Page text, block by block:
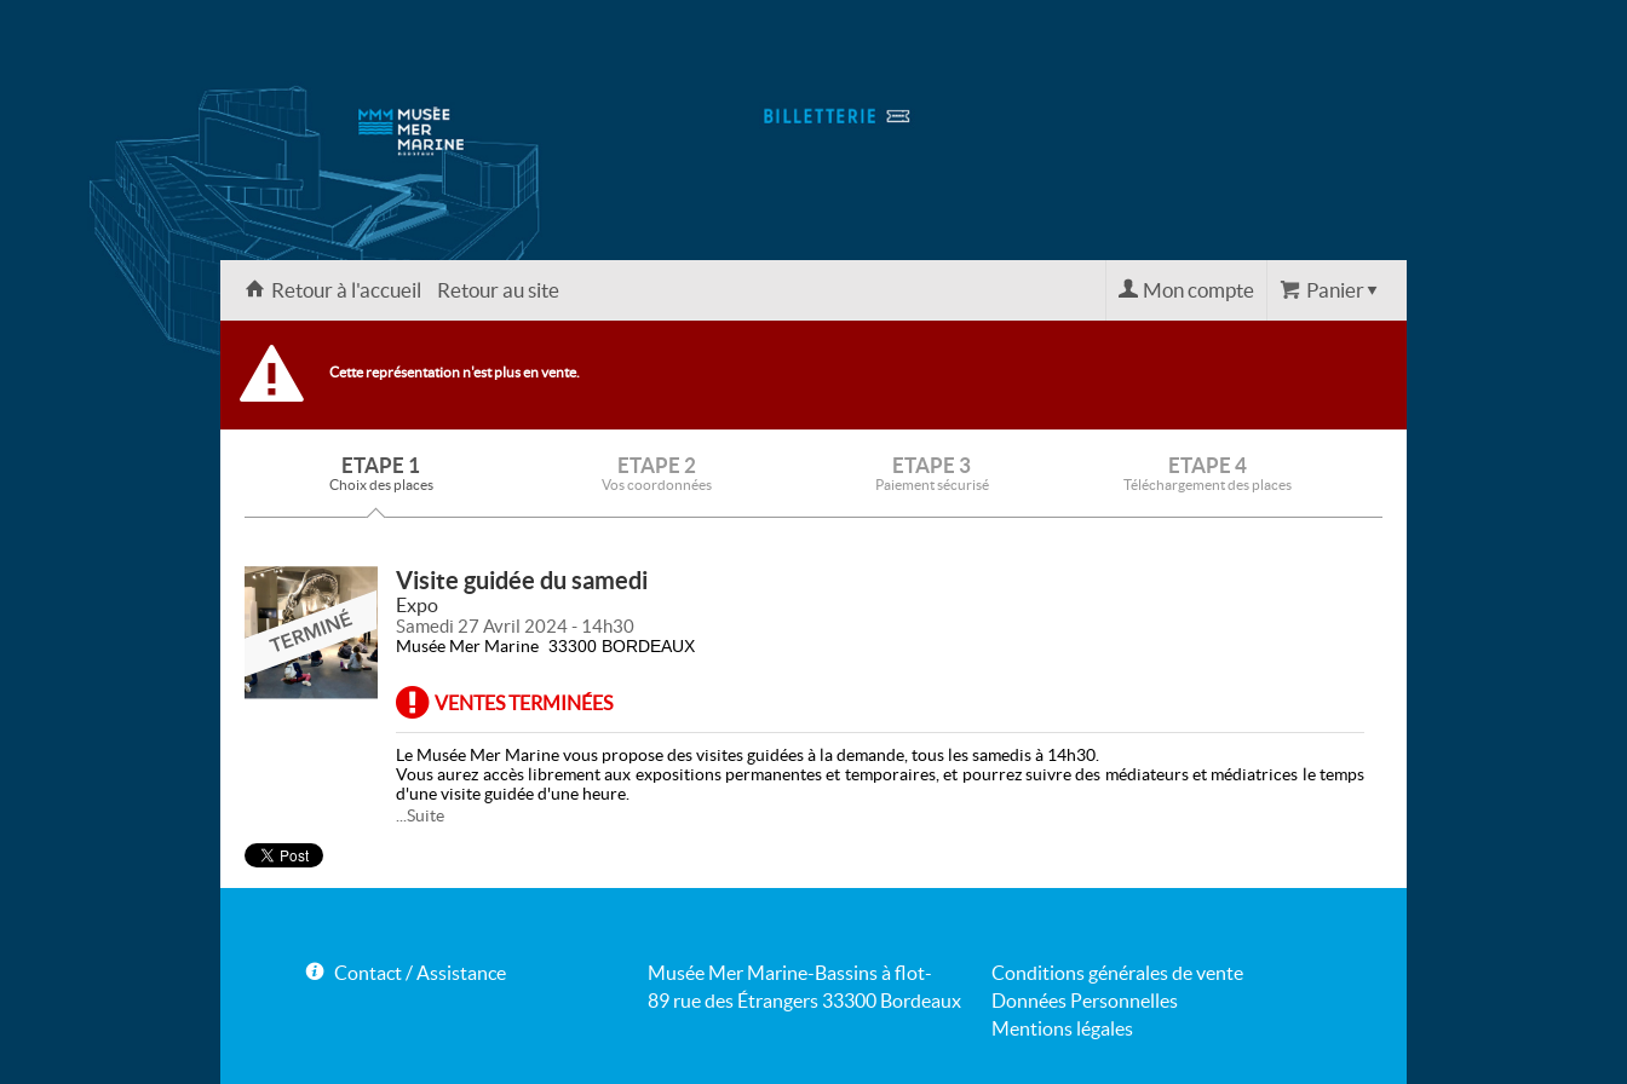
Retour à l'accueil Retour au site Panier
Mon compte
Cette représentation n'est plus en vente.
ETAPE 1
Choix des places
ETAPE 2
Vos coordonnées
ETAPE 3
Paiement sécurisé
ETAPE 4
Téléchargement des places
Visite guidée du samedi
Expo
Samedi 27 Avril 2024 - 14h30
Musée Mer Marine 33300 BORDEAUX
VENTES TERMINÉES
Le Musée Mer Marine vous propose des visites guidées à la demande, tous les samedis à 14h30.
Vous aurez accès librement aux expositions permanentes et temporaires, et pourrez suivre des médiateurs et médiatrices le temps
d'une visite guidée d'une heure.
- Le samedi 28 décembre : Un océan à préserver
- Adulte : 18€ (accès aux expositions permanentes et temporaires + visite guidée)
- Enfant : 14€ (accès aux expositions permanentes et temporaires + visite guidée)
...Suite
Contact / Assistance
Musée Mer Marine-Bassins à flot-
89 rue des Étrangers 33300 Bordeaux
Conditions générales de vente
Données Personnelles
Mentions légales